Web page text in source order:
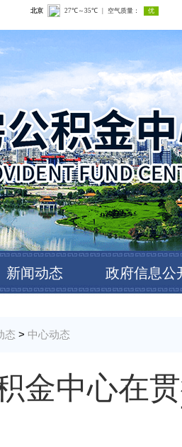
新闻动态 政府信息公
态 > 中心动态
金中心在